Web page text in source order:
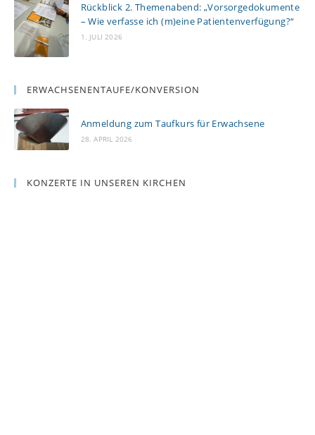
Rückblick 2. Themenabend: „Vorsorgedokumente
– Wie verfasse ich (m)eine Patientenverfügung?“
1. JULI 2026
ERWACHSENENTAUFE/KONVERSION
Anmeldung zum Taufkurs für Erwachsene
28. APRIL 2026
KONZERTE IN UNSEREN KIRCHEN